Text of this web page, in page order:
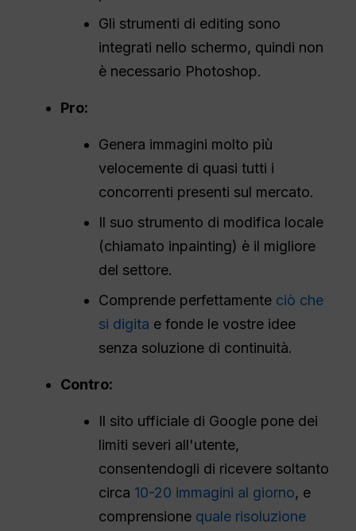
Gli strumenti di editing sono
integrati nello schermo, quindi non
è necessario Photoshop.
Pro:
Genera immagini molto più
velocemente di quasi tutti i
concorrenti presenti sul mercato.
Il suo strumento di modifica locale
(chiamato inpainting) è il migliore
del settore.
Comprende perfettamente ciò che
si digita e fonde le vostre idee
senza soluzione di continuità.
Contro:
Il sito ufficiale di Google pone dei
limiti severi all'utente,
consentendogli di ricevere soltanto
circa 10-20 immagini al giorno, e
comprensione quale risoluzione